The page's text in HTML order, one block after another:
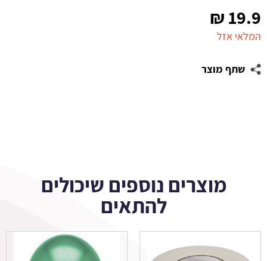
19.9
₪
המלאי אזל
שתף מוצר
מוצרים נוספים שיכולים
להתאים